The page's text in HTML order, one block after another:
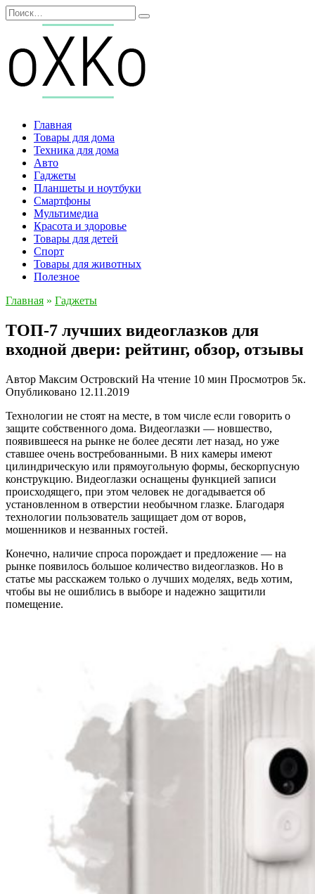
Перейти
к
содержанию
Search
for:
Главная
Товары для дома
Техника для дома
Авто
Гаджеты
Планшеты и ноутбуки
Смартфоны
Мультимедиа
Красота и здоровье
Товары для детей
Спорт
Товары для животных
Полезное
Главная » Гаджеты
ТОП-7 лучших видеоглазков для
входной двери: рейтинг, обзор, отзывы
Автор Максим Островский На чтение 10 мин Просмотров 5к.
Опубликовано 12.11.2019
Технологии не стоят на месте, в том числе если говорить о
защите собственного дома. Видеоглазки — новшество,
появившееся на рынке не более десяти лет назад, но уже
ставшее очень востребованными. В них камеры имеют
цилиндрическую или прямоугольную формы, бескорпусную
конструкцию. Видеоглазки оснащены функцией записи
происходящего, при этом человек не догадывается об
установленном в отверстии необычном глазке. Благодаря
технологии пользователь защищает дом от воров,
мошенников и незванных гостей.
Конечно, наличие спроса порождает и предложение — на
рынке появилось большое количество видеоглазков. Но в
статье мы расскажем только о лучших моделях, ведь хотим,
чтобы вы не ошиблись в выборе и надежно защитили
помещение.